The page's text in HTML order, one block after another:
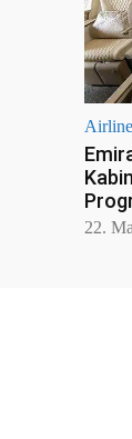
22.